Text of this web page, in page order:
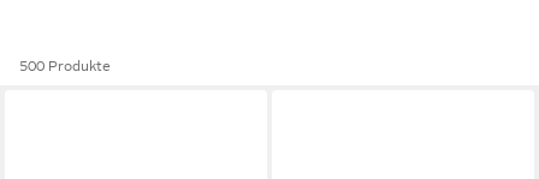
500 Produkte